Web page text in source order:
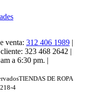
venta: 312 406 1989 |
323 468 2642 |
a 6:30 pm. |
TIENDAS DE ROPA
4